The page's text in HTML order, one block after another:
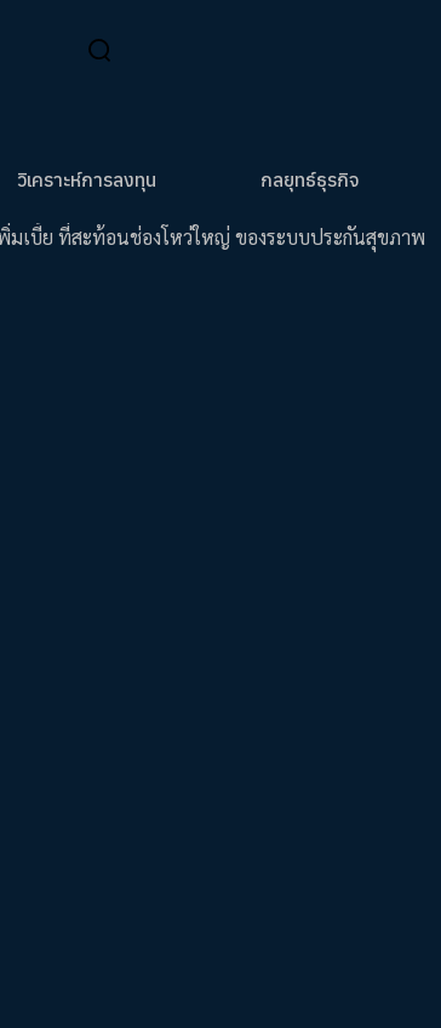
วิเคราะห์การลงทุน กลยุทธ์ธุรกิจ